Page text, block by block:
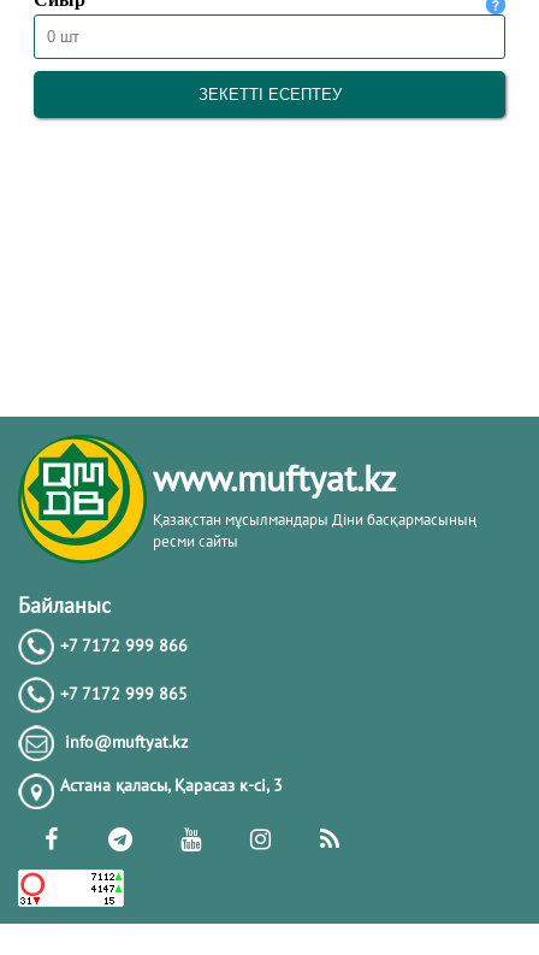
www.muftyat.kz
Қазақстан мұсылмандары Діни басқармасының
ресми сайты
Байланыс
+7 7172 999 866
+7 7172 999 865
info@muftyat.kz
Астана қаласы, Қарасаз к-сi, 3